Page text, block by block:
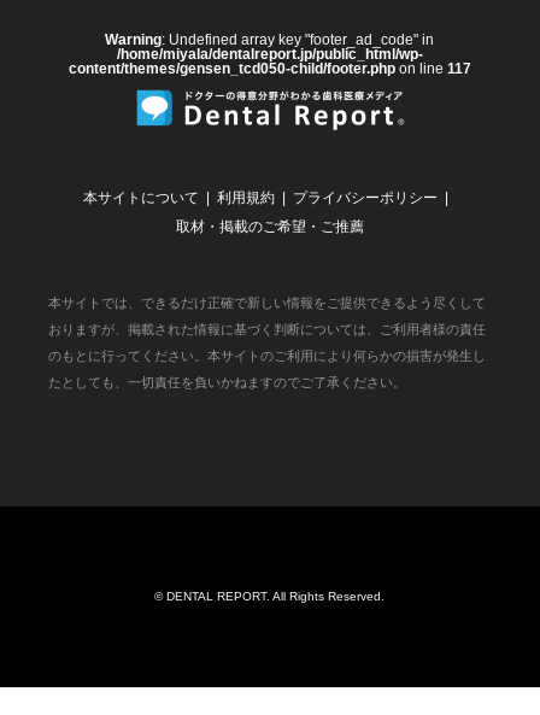
Warning: Undefined array key "footer_ad_code" in
/home/miyala/dentalreport.jp/public_html/wp-
content/themes/gensen_tcd050-child/footer.php on line 117
本サイトについて 利用規約
プライバシーポリシー
取材・掲載のご希望・ご推薦
本サイトでは、できるだけ正確で新しい情報をご提供できるよう尽くして
おりますが、掲載された情報に基づく判断については、ご利用者様の責任
のもとに行ってください。本サイトのご利用により何らかの損害が発生し
たとしても、一切責任を負いかねますのでご了承ください。
©DENTAL REPORT. All Rights Reserved.